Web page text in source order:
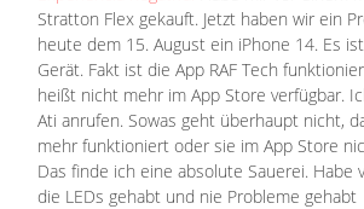
Stratton Flex gekauft. Jetzt haben wir ein
heute dem 15. August ein iPhone 14. Es
Gerät. Fakt ist die App RAF Tech
heißt nicht mehr im App Store verfügbar.
Ati anrufen. Sowas geht überhaupt nicht,
mehr funktioniert oder sie im App Store
Das finde ich eine absolute Sauerei. Habe
die LEDs gehabt und nie Probleme gehabt